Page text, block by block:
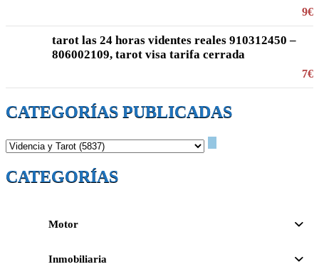
9€
tarot las 24 horas videntes reales 910312450 –
806002109, tarot visa tarifa cerrada
7€
CATEGORÍAS PUBLICADAS
CATEGORÍAS
Motor
Inmobiliaria